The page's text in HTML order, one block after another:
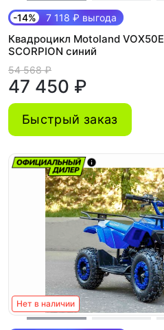
-14% 7 118 ₽ выгода
Квадроцикл Motoland VOX50E
SCORPION синий
54 568 ₽
47 450 ₽
Быстрый заказ
Нет в наличии